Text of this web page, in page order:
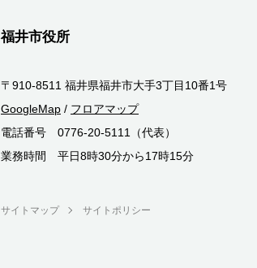
福井市役所
〒910-8511 福井県福井市大手3丁目10番1号
GoogleMap / フロアマップ
電話番号 0776-20-5111（代表）
業務時間 平日8時30分から17時15分
サイトマップ サイトポリシー